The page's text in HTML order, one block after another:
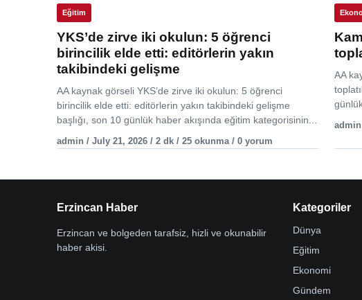
Eğitim
YKS’de zirve iki okulun: 5 öğrenci
birincilik elde etti: editörlerin yakın
takibindeki gelişme
AA kaynak görseli YKS’de zirve iki okulun: 5 öğrenci
birincilik elde etti: editörlerin yakın takibindeki gelişme
başlığı, son 10 günlük haber akışında eğitim kategorisinin...
admin / July 21, 2026 / 2 dk / 25 okunma / 0 yorum
AA
Erzincan Haber
Erzincan ve bolgeden tarafsiz, hizli ve okunabilir
haber akisi.
Kategoriler
Dünya
Eğitim
Ekonomi
Gündem